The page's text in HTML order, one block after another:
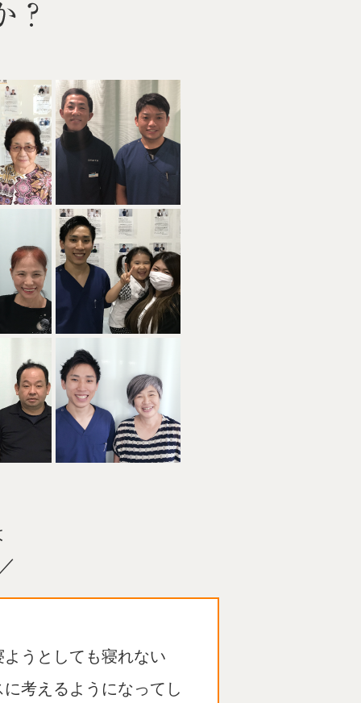
うとしても寝れない
考えるようになってし